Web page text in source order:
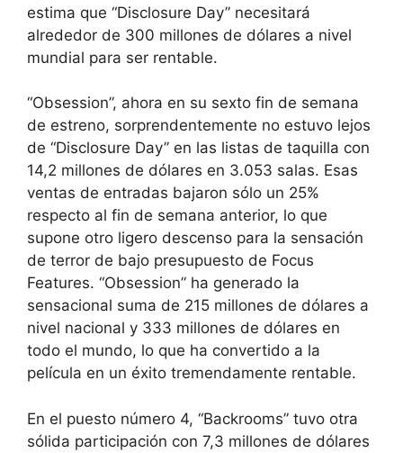
estima que “Disclosure Day” necesitará
alrededor de 300 millones de dólares a nivel
mundial para ser rentable.
“Obsession”, ahora en su sexto fin de semana
de estreno, sorprendentemente no estuvo lejos
de “Disclosure Day” en las listas de taquilla con
14,2 millones de dólares en 3.053 salas. Esas
ventas de entradas bajaron sólo un 25%
respecto al fin de semana anterior, lo que
supone otro ligero descenso para la sensación
de terror de bajo presupuesto de Focus
Features. “Obsession” ha generado la
sensacional suma de 215 millones de dólares a
nivel nacional y 333 millones de dólares en
todo el mundo, lo que ha convertido a la
película en un éxito tremendamente rentable.
En el puesto número 4, “Backrooms” tuvo otra
sólida participación con 7,3 millones de dólares